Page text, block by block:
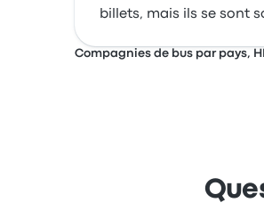
billets, mais ils se sont
Compagnies de bus par pays,